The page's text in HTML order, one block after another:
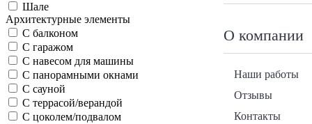
О компании
Наши работы
Отзывы
Контакты
Шале
Архитектурные элементы
С балконом
С гаражом
С навесом для машины
С панорамными окнами
С сауной
С террасой/верандой
С цоколем/подвалом